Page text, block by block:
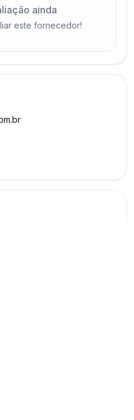
ainda
este fornecedor!